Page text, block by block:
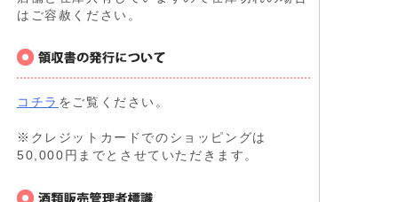
はご容赦ください。
コチラ をご覧ください。
※クレジットカードでのショッピングは
50,000円までとさせていただきます。